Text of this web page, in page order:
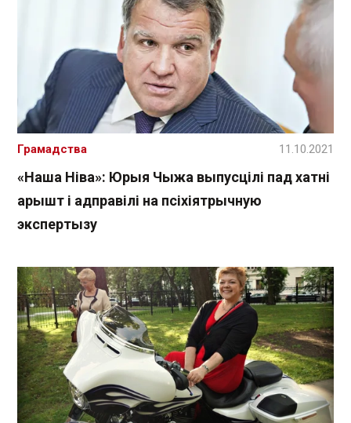
«Наша Ніва»: Юрыя Чыжа выпусцілі пад хатні
арышт і адправілі на псіхіятрычную
экспертызу
Грамадства 11.10.2021